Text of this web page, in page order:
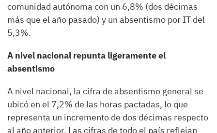
comunidad autónoma con un 6,8% (dos décimas
más que el año pasado) y un absentismo por IT del
5,3%.
A nivel nacional repunta ligeramente el
absentismo
A nivel nacional, la cifra de absentismo general se
ubicó en el 7,2% de las horas pactadas, lo que
representa un incremento de dos décimas respecto
al año anterior. Las cifras de todo el país reflejan